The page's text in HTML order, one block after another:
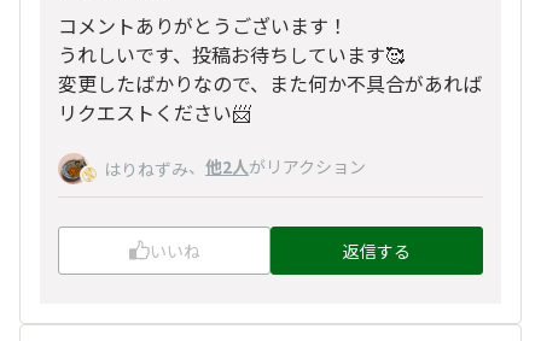
コメントありがとうございます！
うれしいです、投稿お待ちしています🥰
変更したばかりなので、また何か不具合があれば
リクエストください📨
はりねずみ、 他2人がリアクション
いいね 返信する